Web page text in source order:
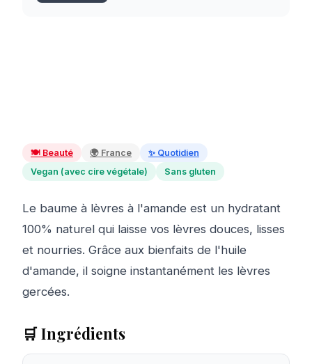
🍽️ Beauté 🌍 France ✨ Quotidien
Vegan (avec cire végétale)
Sans gluten
Le baume à lèvres à l'amande est un hydratant
100% naturel qui laisse vos lèvres douces, lisses
et nourries. Grâce aux bienfaits de l'huile
d'amande, il soigne instantanément les lèvres
gercées.
🛒 Ingrédients